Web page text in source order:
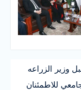
وزير الزراعه
للاطمئنان